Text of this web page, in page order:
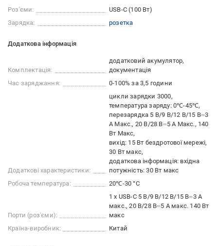
Роз'єми:
USB-C (100 Вт)
Зарядка:
розетка
Додаткова інформація
Комплектація:
додатковий акумулятор
документація
Час заряджання:
0-100% за 3,5 години
Додаткові характеристики:
цикли зарядки 3000
температура заряду: 0℃-45℃
перезарядка 5 В/9 В/12 В/15 В⎓3
A Макс., 20 В/28 В⎓5 A Макс., 140
Вт Макс
вихід: 15 Вт бездротової мережі,
30 Вт макс
додаткова інформація: вхідна
потужність: 30 Вт макс
Робоча температура:
20℃-30 °C
Порти (роз'єми):
1 x USB-C 5 В/9 В/12 В/15 В⎓3 A
макс., 20 В/28 В⎓5 A макс. 140 Вт
макс
Країна-виробник:
Китай